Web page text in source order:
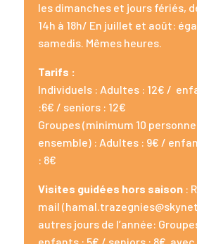
les dimanches et jours fériés,
14h à 18h/ En juillet et août:
samedis. Mêmes heures.
Tarifs :
Individuels : Adultes : 12€ /
:6€ / seniors : 12€
Groupes (minimum 10
ensemble) : Adultes : 9€ /
: 8€
Visites guidées hors saison:
mail
autres jours de l’année: